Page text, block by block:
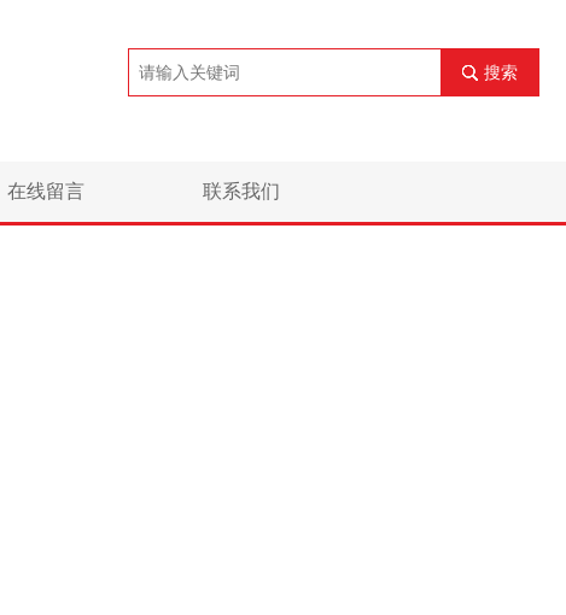
搜索
在线留言 联系我们